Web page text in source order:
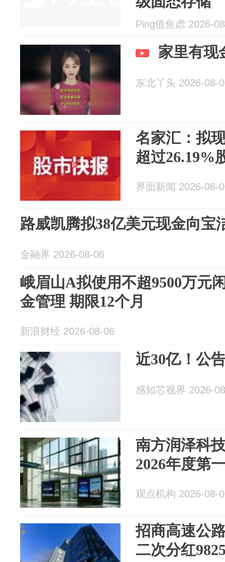
Ping值焦虑 2026-
家里有现
东北丫头 2026-08-
名家汇：拟
超过26.19%
界面新闻 2026-08-
路威凯腾拟38亿美元现金向宝
金融界 2026-08-06
峨眉山A拟使用不超9500万元
金管理 期限12个月
新浪财经 2026-08-06
近30亿！公
感知芯视界 2026-
南方润泽科
2026年度第
观点机构 2026-08-
招商高速公
二次分红